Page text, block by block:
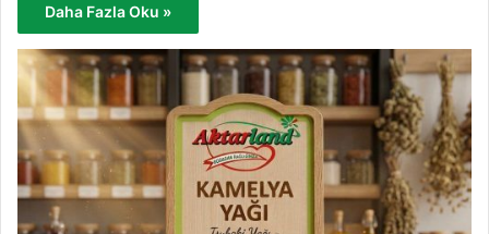
Daha Fazla Oku »